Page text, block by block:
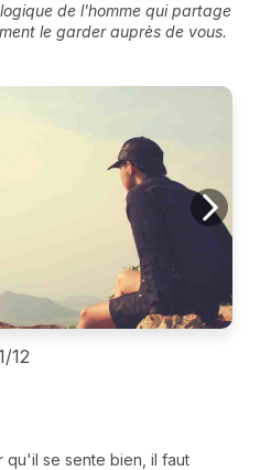
de l'homme qui partage
le garder auprès de vous.
qu'il se sente bien, il faut
12